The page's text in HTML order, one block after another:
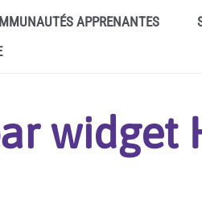
APPRENANTES
widget